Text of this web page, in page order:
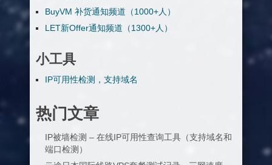
BuyVM 补货通知频道（1000+人）
LET新Offer通知频道（1300+人）
小工具
IP可用性检测，支持域名
热门文章
IP被墙检测 – 在线IP可用性查询工具（支持域名和
端口检测）